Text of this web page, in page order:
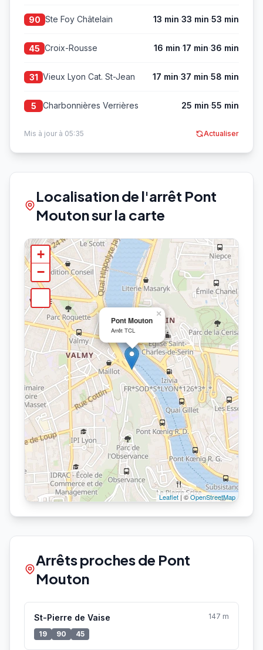
90 Ste Foy Châtelain 13 min·33 min·53 min
45 Croix-Rousse 16 min·17 min·36 min
31 Vieux Lyon Cat. St-Jean 17 min·37 min·58 min
5 Charbonnières Verrières 25 min·55 min
Mis à jour à 05:35 Actualiser
Localisation de l'arrêt Pont
Mouton sur la carte
Pont Mouton
Arrêt TCL
×
+
−
Leaflet| ©OpenStreetMap
Arrêts proches de Pont
Mouton
St-Pierre de Vaise
147 m
19
90 45